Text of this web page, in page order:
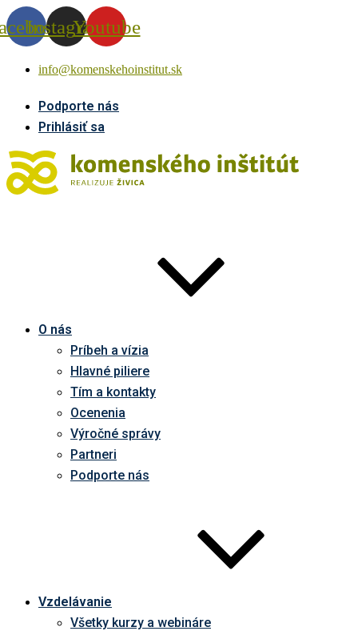
InstagramYoutube
info@komenskehoinstitut.sk
Podporte nás
Prihlásiť sa
O nás
Príbeh a vízia
Hlavné piliere
Tím a kontakty
Ocenenia
Výročné správy
Partneri
Podporte nás
Vzdelávanie
Všetky kurzy a webináre